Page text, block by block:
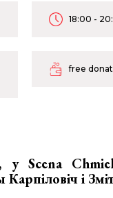
18:00 -
free
у Scena
і